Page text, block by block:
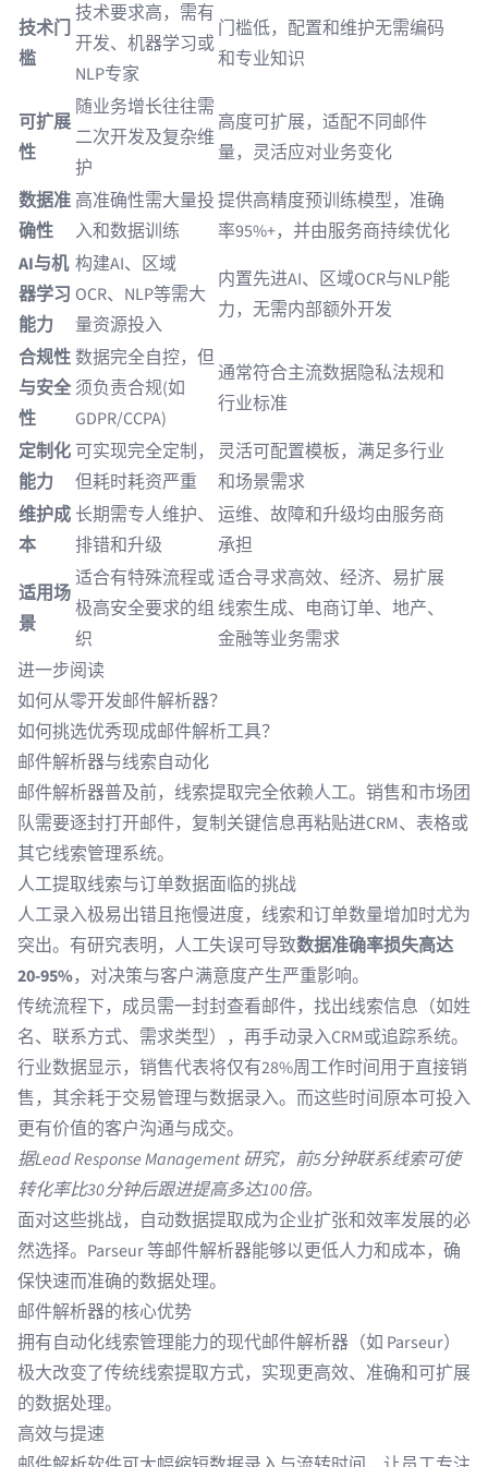
技术门
槛
技术要求高，需有
开发、机器学习或
NLP专家
门槛低，配置和维护无需编码
和专业知识
可扩展
性
随业务增长往往需
二次开发及复杂维
护
高度可扩展，适配不同邮件
量，灵活应对业务变化
数据准
确性
高准确性需大量投
入和数据训练
提供高精度预训练模型，准确
率95%+，并由服务商持续优化
AI与机
器学习
能力
构建AI、区域
OCR、NLP等需大
量资源投入
内置先进AI、区域OCR与NLP能
力，无需内部额外开发
合规性
与安全
性
数据完全自控，但
须负责合规(如
GDPR/CCPA)
通常符合主流数据隐私法规和
行业标准
定制化
能力
可实现完全定制，
但耗时耗资严重
灵活可配置模板，满足多行业
和场景需求
维护成
本
长期需专人维护、
排错和升级
运维、故障和升级均由服务商
承担
适用场
景
适合有特殊流程或
极高安全要求的组
织
适合寻求高效、经济、易扩展
线索生成、电商订单、地产、
金融等业务需求
进一步阅读
如何从零开发邮件解析器？
如何挑选优秀现成邮件解析工具？
邮件解析器与线索自动化
邮件解析器普及前，线索提取完全依赖人工。销售和市场团
队需要逐封打开邮件，复制关键信息再粘贴进CRM、表格或
其它线索管理系统。
人工提取线索与订单数据面临的挑战
人工录入极易出错且拖慢进度，线索和订单数量增加时尤为
突出。有研究表明，人工失误可导致数据准确率损失高达
20-95%，对决策与客户满意度产生严重影响。
传统流程下，成员需一封封查看邮件，找出线索信息（如姓
名、联系方式、需求类型），再手动录入CRM或追踪系统。
行业数据显示，销售代表将仅有28%周工作时间用于直接销
售，其余耗于交易管理与数据录入。而这些时间原本可投入
更有价值的客户沟通与成交。
据Lead Response Management研究，前5分钟联系线索可使
转化率比30分钟后跟进提高多达100倍。
面对这些挑战，自动数据提取成为企业扩张和效率发展的必
然选择。Parseur 等邮件解析器能够以更低人力和成本，确
保快速而准确的数据处理。
邮件解析器的核心优势
拥有自动化线索管理能力的现代邮件解析器（如 Parseur）
极大改变了传统线索提取方式，实现更高效、准确和可扩展
的数据处理。
高效与提速